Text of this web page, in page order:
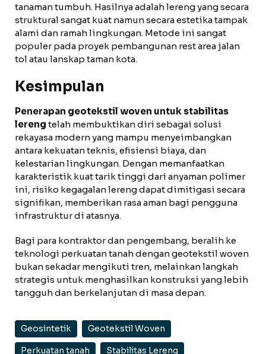
tanaman tumbuh. Hasilnya adalah lereng yang secara
struktural sangat kuat namun secara estetika tampak
alami dan ramah lingkungan. Metode ini sangat
populer pada proyek pembangunan rest area jalan
tol atau lanskap taman kota.
Kesimpulan
Penerapan geotekstil woven untuk stabilitas
lereng telah membuktikan diri sebagai solusi
rekayasa modern yang mampu menyeimbangkan
antara kekuatan teknis, efisiensi biaya, dan
kelestarian lingkungan. Dengan memanfaatkan
karakteristik kuat tarik tinggi dari anyaman polimer
ini, risiko kegagalan lereng dapat dimitigasi secara
signifikan, memberikan rasa aman bagi pengguna
infrastruktur di atasnya.
Bagi para kontraktor dan pengembang, beralih ke
teknologi perkuatan tanah dengan geotekstil woven
bukan sekadar mengikuti tren, melainkan langkah
strategis untuk menghasilkan konstruksi yang lebih
tangguh dan berkelanjutan di masa depan.
Geosintetik Geotekstil Woven
Perkuatan tanah Stabilitas Lereng